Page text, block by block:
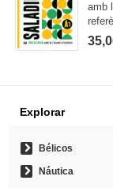
amb
Explorar
Bélicos
Náutica